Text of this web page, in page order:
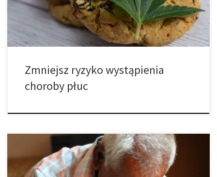
zespołu ostrej niewydolności oddechowej (ARDS) u osób z […]
Zmniejsz ryzyko wystąpienia
choroby płuc
Nowe badania sugerują, że substancje chemiczne znajdujące się